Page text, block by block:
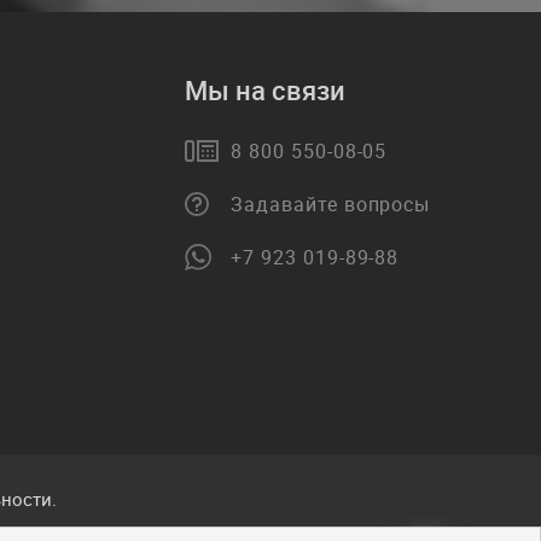
Мы на связи
8 800 550-08-05
Задавайте вопросы
+7 923 019-89-88